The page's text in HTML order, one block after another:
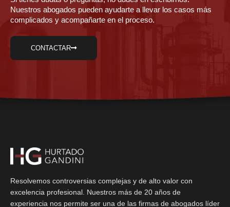
Nuestros abogados pueden ayudarte a llevar los casos más
complicados y acompañarte en el proceso.
CONTACTAR
Resolvemos controversias complejas y de alto valor con
excelencia profesional. Nuestros más de 20 años de
experiencia nos permite ser una de las firmas de abogados líder